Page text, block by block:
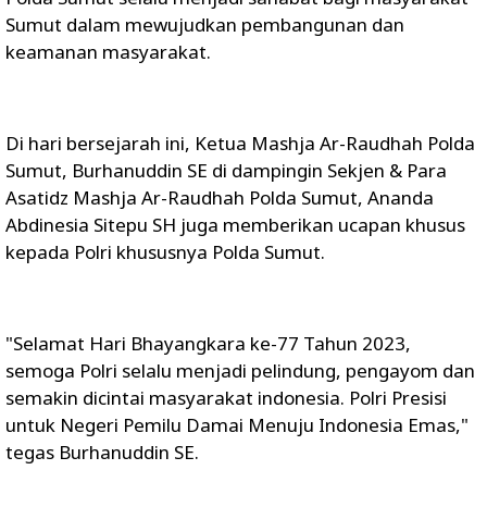
Sumut dalam mewujudkan pembangunan dan
keamanan masyarakat.
Di hari bersejarah ini, Ketua Mashja Ar-Raudhah Polda
Sumut, Burhanuddin SE di dampingin Sekjen & Para
Asatidz Mashja Ar-Raudhah Polda Sumut, Ananda
Abdinesia Sitepu SH juga memberikan ucapan khusus
kepada Polri khususnya Polda Sumut.
"Selamat Hari Bhayangkara ke-77 Tahun 2023,
semoga Polri selalu menjadi pelindung, pengayom dan
semakin dicintai masyarakat indonesia. Polri Presisi
untuk Negeri Pemilu Damai Menuju Indonesia Emas,"
tegas Burhanuddin SE.